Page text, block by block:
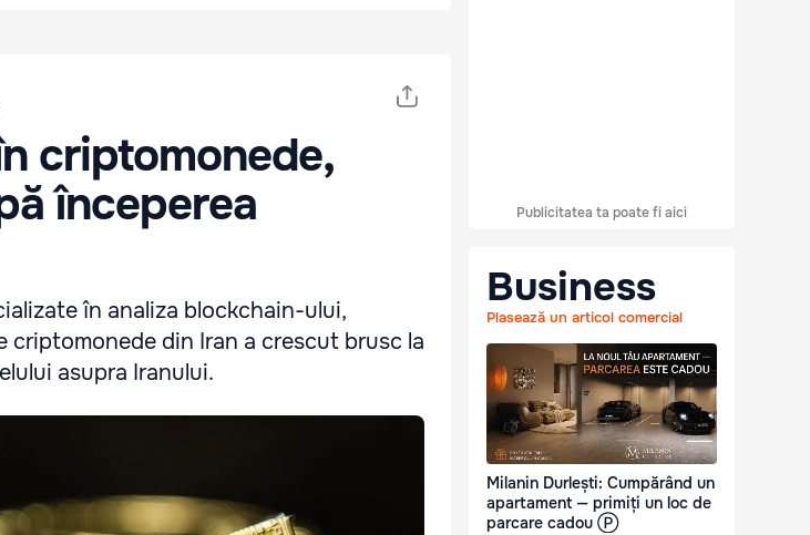
criptomonede,
începerea
în analiza blockchain-ului,
criptomonede din Iran a crescut brusc la
asupra Iranului.
Publicitatea ta poate fi aici
Business
Plasează un articol comercial
Milanin Durlești: Cumpărând un
apartament — primiți un loc de
parcare cadou Ⓟ